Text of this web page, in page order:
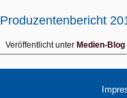
Produzentenbericht
Veröffentlicht unter Medien-Blog